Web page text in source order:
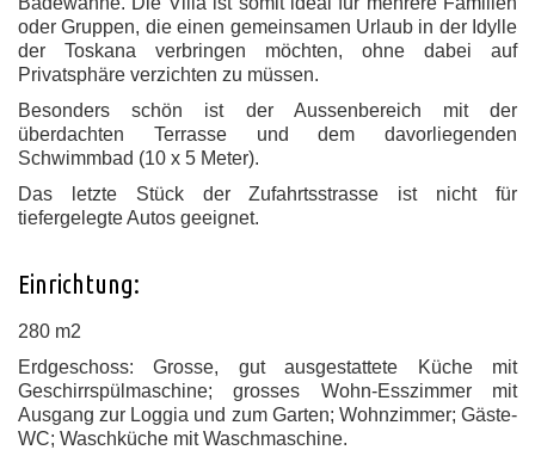
oder Gruppen, die einen gemeinsamen Urlaub in der Idylle
der Toskana verbringen möchten, ohne dabei auf
Privatsphäre verzichten zu müssen.
Besonders schön ist der Aussenbereich mit der
überdachten Terrasse und dem davorliegenden
Schwimmbad (10 x 5 Meter).
Das letzte Stück der Zufahrtsstrasse ist nicht für
tiefergelegte Autos geeignet.
Einrichtung:
280 m2
Erdgeschoss: Grosse, gut ausgestattete Küche mit
Geschirrspülmaschine; grosses Wohn-Esszimmer mit
Ausgang zur Loggia und zum Garten; Wohnzimmer; Gäste-
WC; Waschküche mit Waschmaschine.